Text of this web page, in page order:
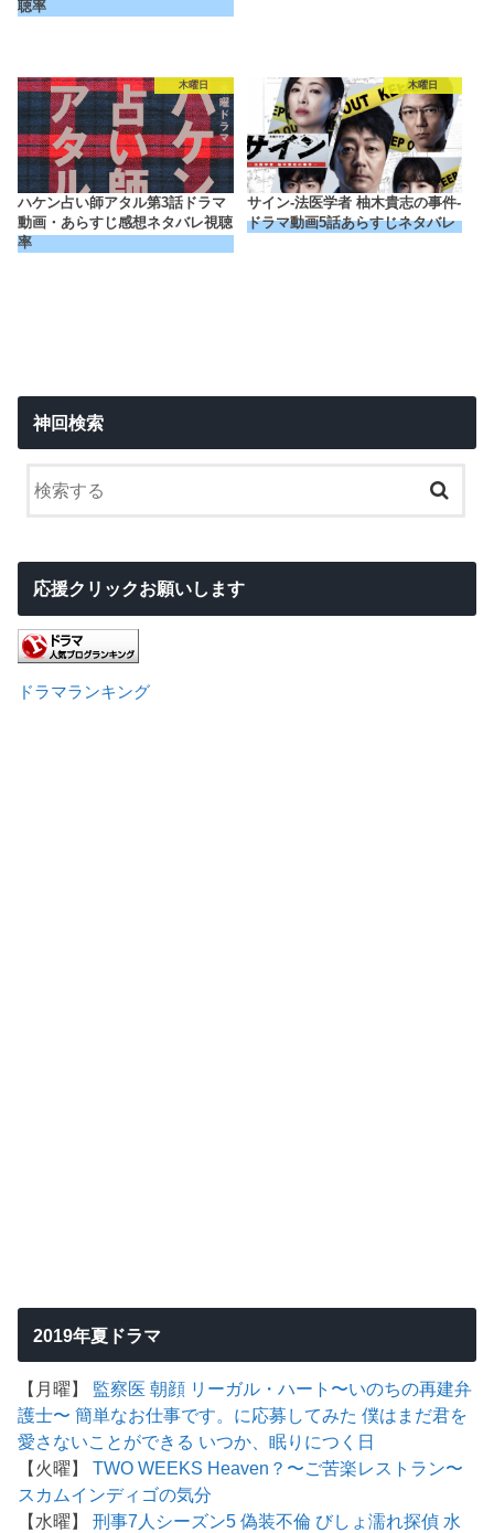
聴率
木曜日
ハケン占い師アタル第3話ドラマ
動画・あらすじ感想ネタバレ視聴
率
木曜日
サイン-法医学者 柚木貴志の事件-
ドラマ動画5話あらすじネタバレ
神回検索
応援クリックお願いします
ドラマランキング
2019年夏ドラマ
【月曜】 監察医 朝顔 リーガル・ハート〜いのちの再建弁
護士〜 簡単なお仕事です。に応募してみた 僕はまだ君を
愛さないことができる いつか、眠りにつく日
【火曜】TWO WEEKS Heaven？〜ご苦楽レストラン〜
スカムインディゴの気分
【水曜】刑事7人シーズン5 偽装不倫 びしょ濡れ探偵 水